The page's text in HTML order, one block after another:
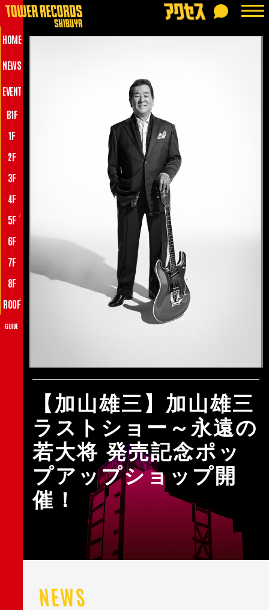
HOME
NEWS
EVENT
B1F
1F
2F
3F
4F
5F
♪
6F
7F
8F
ROOF♪
GUIDE
【加山雄三】加山雄三
ラストショー～永遠の
若大将 発売記念ポッ
プアップショップ開
催！
NEWS